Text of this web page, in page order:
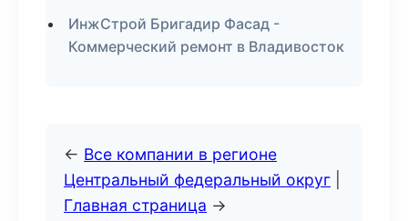
ИнжСтрой Бригадир Фасад -
Коммерческий ремонт в Владивосток
← Все компании в регионе
Центральный федеральный округ
Главная страница →